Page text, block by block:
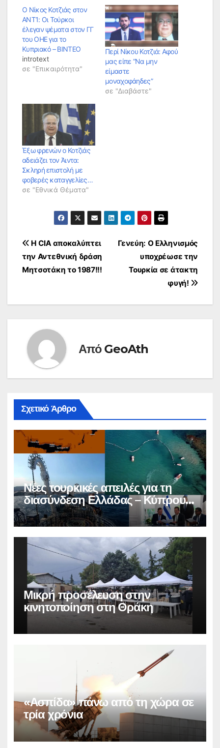
Ο Νίκος Κοτζιάς στον
ΑΝΤ1: Οι Τούρκοι
έλεγαν ψέματα στον ΓΓ
του ΟΗΕ για το
Κυπριακό – ΒΙΝΤΕΟ
introtext
σε "Επικαιρότητα"
Περί Νίκου Κοτζιά: Αφού
μας είπε ”Να μην
είμαστε
μοναχοφάηδες”
σε "Διαβάστε"
Έξω φρενών ο Κοτζιάς
αδειάζει τον Άιντα:
Σκληρή επιστολή με
φοβερές καταγγελίες…
σε "Εθνικά Θέματα"
Πλοήγηση
άρθρων
Γενεύη: Ο Ελληνισμός
υποχρέωσε την
Τουρκία σε άτακτη
φυγή!
Η CIA αποκαλύπτει
την Αντεθνική δράση
Μητσοτάκη το 1987!!!
Από GeoAth
Σχετικό Άρθρο
Νέες τουρκικές απειλές για τη
διασύνδεση Ελλάδας – Κύπρου –
Ισραήλ
Μικρή προσέλευση στην
κινητοποίηση στη Θράκη
«Ασπίδα» πάνω από τη χώρα σε
τρία χρόνια